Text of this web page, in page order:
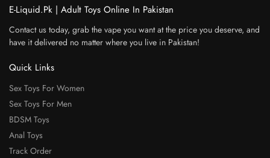
E-Liquid.Pk | Adult Toys Online In Pakistan
Contact us today, grab the vape you want at the price you deserve, and
have it delivered no matter where you live in Pakistan!
Quick Links
Sex Toys For Women
Sex Toys For Men
BDSM Toys
Anal Toys
Track Order